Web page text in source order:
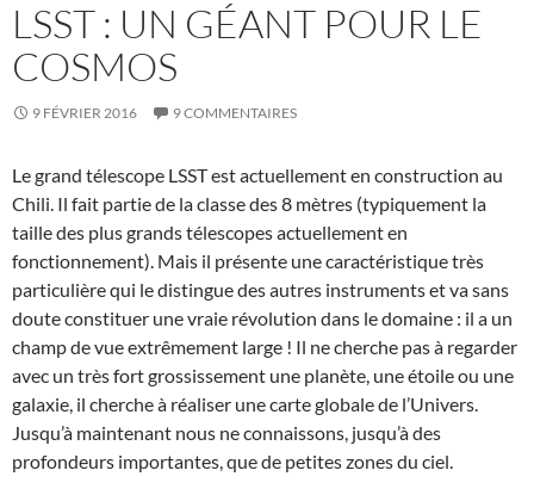
LSST : UN GÉANT POUR LE
COSMOS
9 FÉVRIER 2016 9 COMMENTAIRES
Le grand télescope LSST est actuellement en construction au
Chili. Il fait partie de la classe des 8 mètres (typiquement la
taille des plus grands télescopes actuellement en
fonctionnement). Mais il présente une caractéristique très
particulière qui le distingue des autres instruments et va sans
doute constituer une vraie révolution dans le domaine : il a un
champ de vue extrêmement large ! Il ne cherche pas à regarder
avec un très fort grossissement une planète, une étoile ou une
galaxie, il cherche à réaliser une carte globale de l’Univers.
Jusqu’à maintenant nous ne connaissons, jusqu’à des
profondeurs importantes, que de petites zones du ciel.